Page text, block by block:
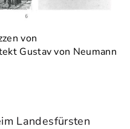
von
Gustav von Neumann
Landesfürsten